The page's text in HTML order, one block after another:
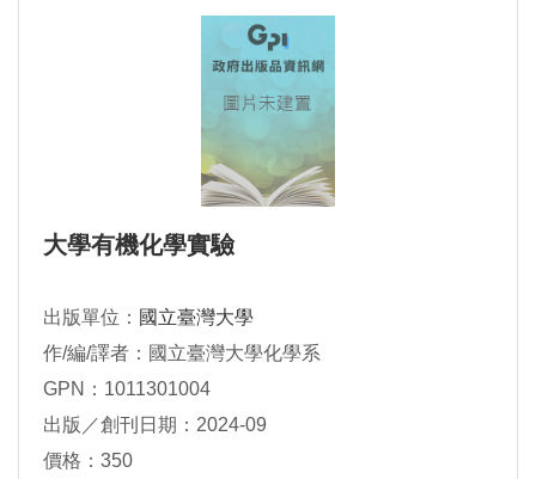
大學有機化學實驗
出版單位： 國立臺灣大學
作/編/譯者：國立臺灣大學化學系
GPN：1011301004
出版／創刊日期：2024-09
價格：350